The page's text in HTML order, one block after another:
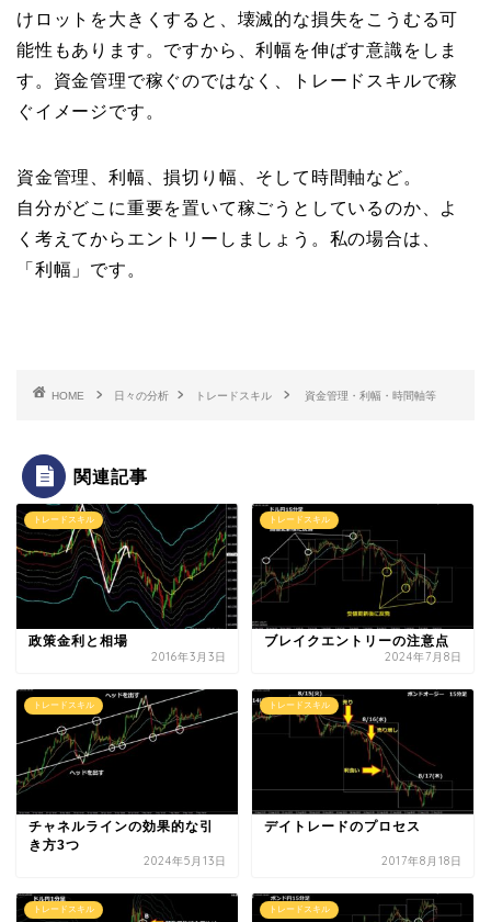
けロットを大きくすると、壊滅的な損失をこうむる可
能性もあります。ですから、利幅を伸ばす意識をしま
す。資金管理で稼ぐのではなく、トレードスキルで稼
ぐイメージです。
資金管理、利幅、損切り幅、そして時間軸など。
自分がどこに重要を置いて稼ごうとしているのか、よ
く考えてからエントリーしましょう。私の場合は、
「利幅」です。
HOME 日々の分析 トレードスキル 資金管理・利幅・時間軸等
関連記事
トレードスキル
政策金利と相場
2016年3月3日
トレードスキル
ブレイクエントリーの注意点
2024年7月8日
トレードスキル
チャネルラインの効果的な引
き方3つ
2024年5月13日
トレードスキル
デイトレードのプロセス
2017年8月18日
トレードスキル トレードスキル